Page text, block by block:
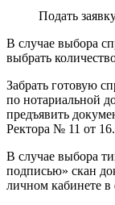
Подать
В случае выбора
выбрать
Забрать готовую
по нотариальной
предъявить
Ректора № 11 от
В случае выбора
подписью» скан
личном кабинете в